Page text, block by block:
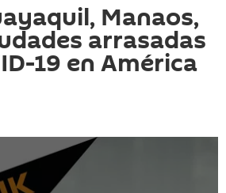
Manaos,
arrasadas
19 en América